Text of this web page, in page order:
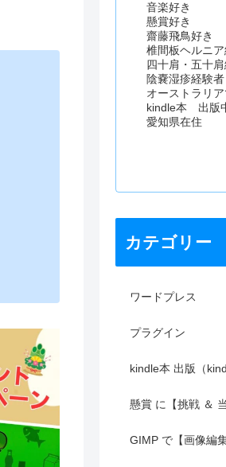
音楽好き
懸賞好き
齋藤飛鳥好き
椎間板ヘルニ
四十肩・五十
陰嚢湿疹経験者
オーストラリ
kindle本 出版
愛知県在住
カテゴリー
ワードプレス
プラグイン
kindle本 出版（
懸賞 に【挑戦 ＆ 当
GIMP で【画像編集